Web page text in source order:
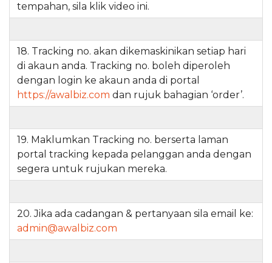
tempahan, sila klik video ini.
18. Tracking no. akan dikemaskinikan setiap hari
di akaun anda. Tracking no. boleh diperoleh
dengan login ke akaun anda di portal
https://awalbiz.com dan rujuk bahagian ‘order’.
19. Maklumkan Tracking no. berserta laman
portal tracking kepada pelanggan anda dengan
segera untuk rujukan mereka.
20. Jika ada cadangan & pertanyaan sila email ke:
admin@awalbiz.com